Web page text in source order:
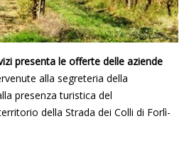
presenta le offerte delle aziende
alla segreteria della
presenza turistica del
della Strada dei Colli di Forlì-